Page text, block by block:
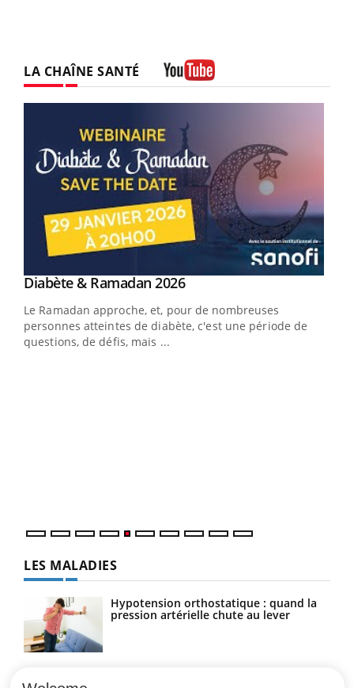
LA CHAÎNE SANTÉ
Youtube
Diabète & Ramadan 2026Youtube
Le Ramadan approche, et, pour de nombreuses
personnes atteintes de diabète, c'est une période de
questions, de défis, mais ...
Youtube
Un « jumeau numérique » pour faciliter l’accès
Un établissement lié à un groupe mutualiste innove en
matière de bilan de santé : l'utilisation d'un « jumeau
LES MALADIES
Hypotension orthostatique : quand la
pression artérielle chute au lever